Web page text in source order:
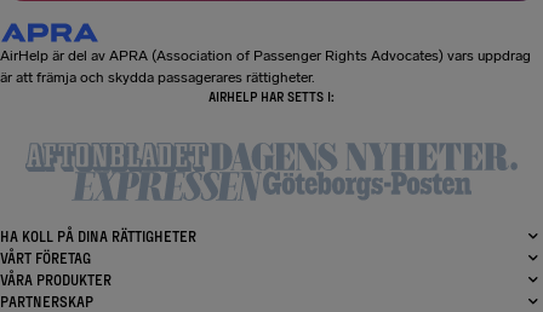
AirHelp är del av APRA (Association of Passenger Rights Advocates) vars uppdrag
är att främja och skydda passagerares rättigheter.
AIRHELP HAR SETTS I:
HA KOLL PÅ DINA RÄTTIGHETER
VÅRT FÖRETAG
VÅRA PRODUKTER
PARTNERSKAP